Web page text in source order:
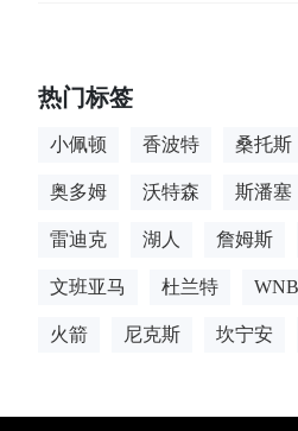
热门标签
小佩顿 香波特 桑托斯
奥多姆 沃特森 斯潘塞
雷迪克 湖人 詹姆斯
文班亚马 杜兰特
火箭 尼克斯 坎宁安